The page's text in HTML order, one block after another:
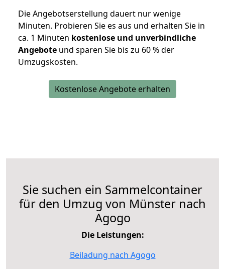
Die Angebotserstellung dauert nur wenige
Minuten. Probieren Sie es aus und erhalten Sie in
ca. 1 Minuten kostenlose und unverbindliche
Angebote und sparen Sie bis zu 60 % der
Umzugskosten.
Kostenlose Angebote erhalten
Sie suchen ein Sammelcontainer
für den Umzug von Münster nach
Agogo
Die Leistungen:
Beiladung nach Agogo